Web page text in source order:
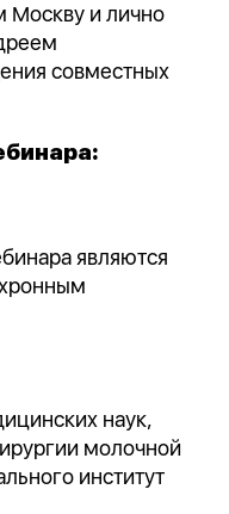
Москву и лично
совместных
являются
наук,
молочной
институт